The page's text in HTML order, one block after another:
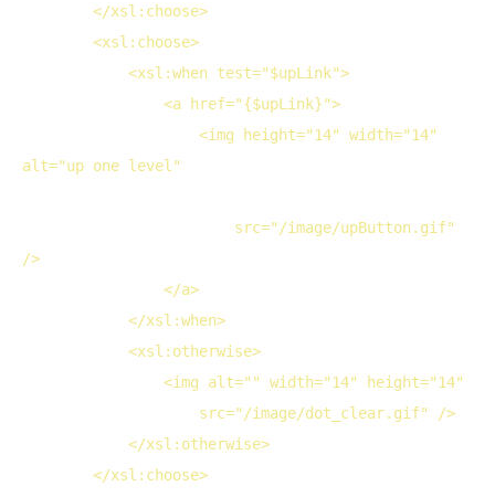
</xsl:choose>
<xsl:choose>
<xsl:when test="$upLink">
<a href="{$upLink}">
<img height="14" width
alt="up one level"
src="/image/upButton.gif"
/>
</a>
</xsl:when>
<xsl:otherwise>
<img alt="" width="14" height="14"
src="/image/dot_clear.gif" />
</xsl:otherwise>
</xsl:choose>